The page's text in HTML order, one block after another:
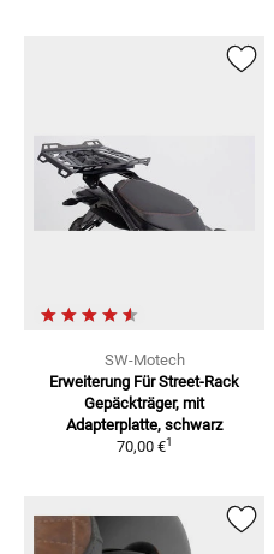
SW-Motech
Erweiterung Für Street-Rack
Gepäckträger, mit
Adapterplatte, schwarz
70,00 €1